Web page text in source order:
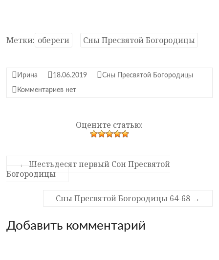
Метки: обереги Сны Пресвятой Богородицы
Ирина 18.06.2019 Сны Пресвятой Богородицы
Комментариев нет
Оцените статью:
←
Шестьдесят первый Сон Пресвятой
Богородицы
Сны Пресвятой Богородицы 64-68 →
Добавить комментарий